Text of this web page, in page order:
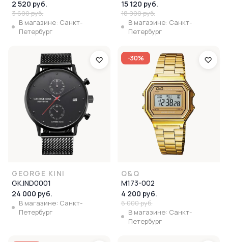
2 520 руб.
3 600 руб.
В магазине: Санкт-
Петербург
15 120 руб.
18 900 руб.
В магазине: Санкт-
Петербург
GEORGE KINI
GK.IND0001
24 000 руб.
В магазине: Санкт-
Петербург
-30%
Q&Q
M173-002
4 200 руб.
6 000 руб.
В магазине: Санкт-
Петербург